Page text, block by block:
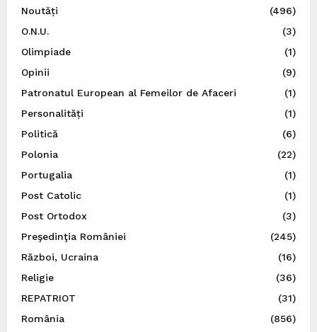
Noutăți
(496)
O.N.U.
(3)
Olimpiade
(1)
Opinii
(9)
Patronatul European al Femeilor de Afaceri
(1)
Personalități
(1)
Politică
(6)
Polonia
(22)
Portugalia
(1)
Post Catolic
(1)
Post Ortodox
(3)
Preşedinţia României
(245)
Război, Ucraina
(16)
Religie
(36)
REPATRIOT
(31)
România
(856)